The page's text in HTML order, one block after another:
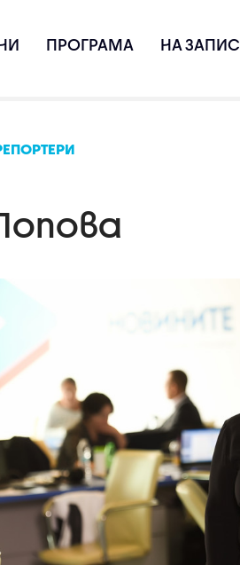
ПРОГРАМА НА ЗАПИС